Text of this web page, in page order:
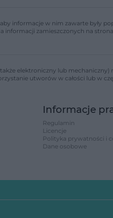
informacje w nim zawarte były
informacji zamieszczonych na
elektroniczny lub mechaniczny)
utworów w całości lub w
Informacje
Regulamin
Licencje
Polityka prywatności i
Dane osobowe